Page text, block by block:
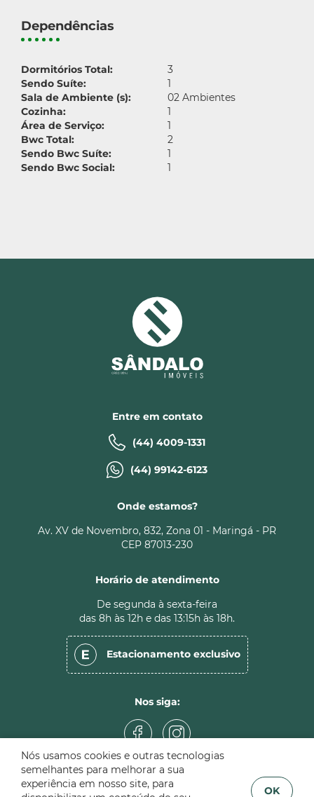
Dependências
Dormitórios Total:
3
Sendo Suíte:
1
Sala de Ambiente (s):
02 Ambientes
Cozinha:
1
Área de Serviço:
1
Bwc Total:
2
Sendo Bwc Suíte:
1
Sendo Bwc Social:
1
Nós usamos cookies e outras tecnologias
semelhantes para melhorar a sua
experiência em nosso site, para
OK
Entre em contato
(44) 4009-1331
(44) 99142-6123
Onde estamos?
Av. XV de Novembro, 832, Zona 01 - Maringá - PR
CEP 87013-230
Horário de atendimento
De segunda à sexta-feira
das 8h às 12h e das 13:15h às 18h.
Estacionamento exclusivo
Nos siga: